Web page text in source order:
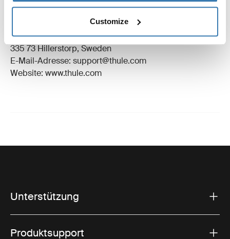
Customize
Eingetragenes Warenzeichen: Thule Schweden AB
Name des Herstellers: Thule Schweden
Adresse des Herstellers: Borggatan 5,
335 73 Hillerstorp, Sweden
E-Mail-Adresse: support@thule.com
Website: www.thule.com
Unterstützung
Produktsupport